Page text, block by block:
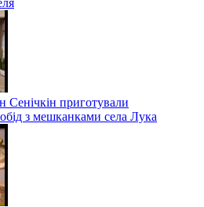
Сенічкін приготували
з мешканками села Лука